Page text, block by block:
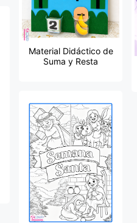
Material Didáctico de
Suma y Resta